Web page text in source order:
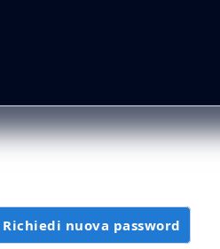
Richiedi nuova password